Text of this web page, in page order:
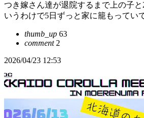
つき嫁さん達が退院するまで上の子
いうわけで5日ずっと家に籠もってい
thumb_up 63
comment2
2026/04/23 12:53